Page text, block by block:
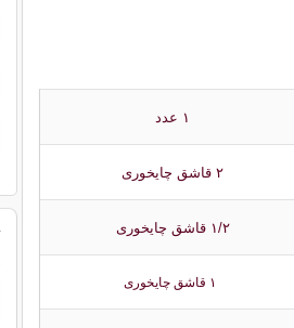
۱ عدد
۲ قاشق چایخوری
۱/۲ قاشق چایخوری